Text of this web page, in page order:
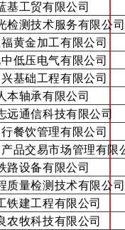
基工贸有限公司
检测技术服务有限公司
黄金加工有限公司
低压电气有限公司
基础工程有限公司
本轴承有限公司
远通信科技有限公司
餐饮管理有限公司
品交易市场管理有限
路设备有限公司
质量检测技术有限公司
铁建工程有限公司
农牧科技有限公司